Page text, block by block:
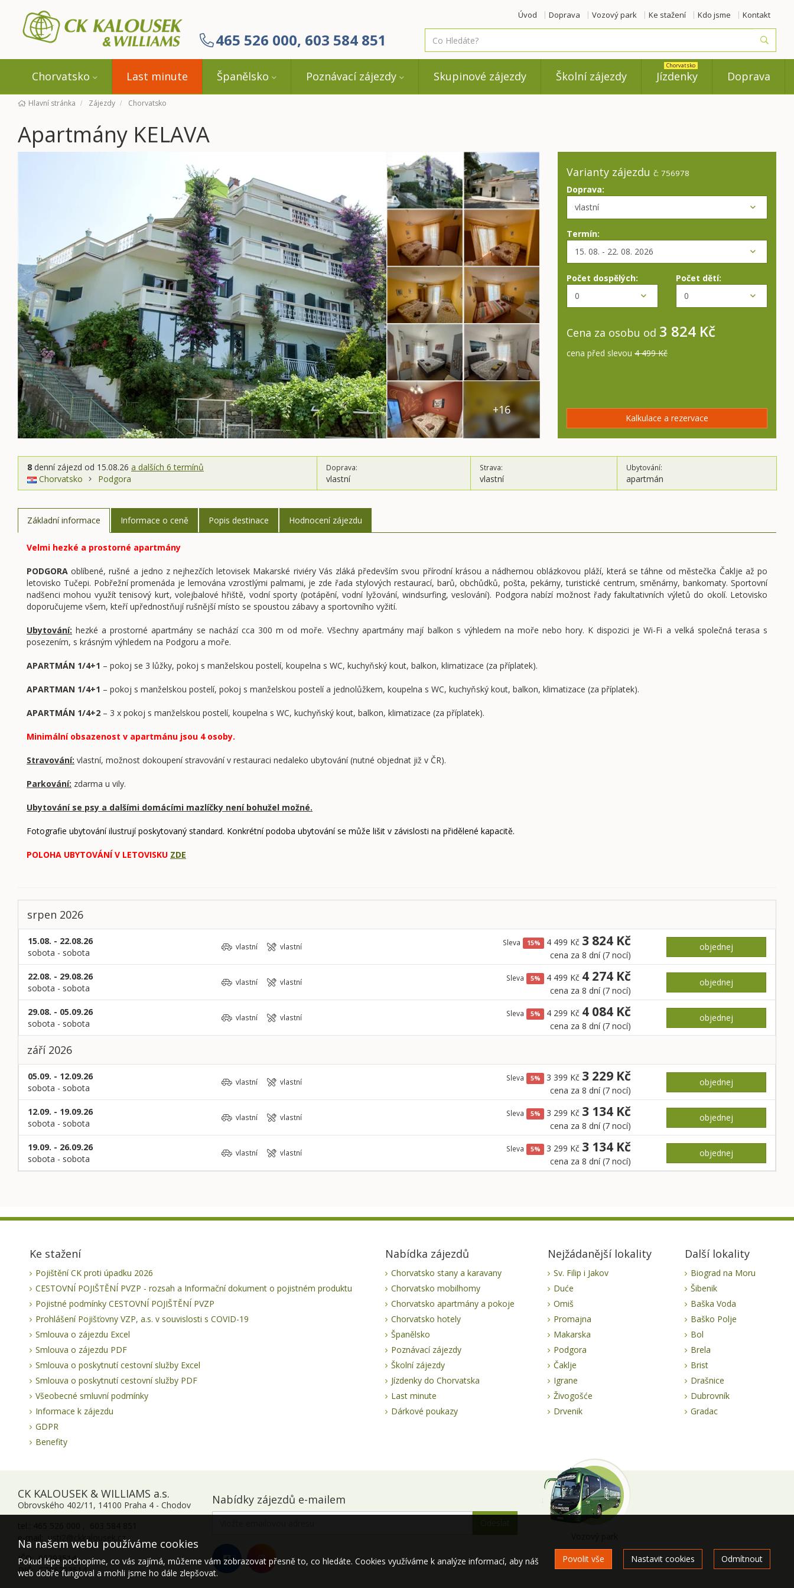
Úvod Doprava Vozový park Ke stažení Kdo jsme Kontakt
465 526 000, 603 584 851
hledáte
Chorvatsko Last minute Španělsko Poznávací zájezdy Skupinové zájezdy Školní zájezdy Jízdenky
Chorvatsko
Doprava
Hlavní stránka Zájezdy Chorvatsko
Apartmány KELAVA
Varianty zájezdu č: 756978
Doprava:
Termín:
Počet dospělých: Počet dětí:
Cena za osobu od 3 824 Kč
cena před slevou 4 499 Kč
Kalkulace a rezervace
+16
8 denní zájezd od 15.08.26 a dalších 6 termínů
Chorvatsko
Podgora
Doprava:
vlastní
Strava:
vlastní
Ubytování:
apartmán
Základní informace Informace o ceně Popis destinace Hodnocení zájezdu
Velmi hezké a prostorné apartmány
PODGORA oblíbené, rušné a jedno z nejhezčích letovisek Makarské riviéry Vás zláká především svou přírodní krásou a nádhernou oblázkovou pláží, která se táhne od městečka Čaklje až po
letovisko Tučepi. Pobřežní promenáda je lemována vzrostlými palmami, je zde řada stylových restaurací, barů, obchůdků, pošta, pekárny, turistické centrum, směnárny, bankomaty. Sportovní
nadšenci mohou využít tenisový kurt, volejbalové hřiště, vodní sporty (potápění, vodní lyžování, windsurfing, veslování). Podgora nabízí možnost řady fakultativních výletů do okolí. Letovisko
doporučujeme všem, kteří upřednostňují rušnější místo se spoustou zábavy a sportovního vyžití.
Ubytování: hezké a prostorné apartmány se nachází cca 300 m od moře. Všechny apartmány mají balkon s výhledem na moře nebo hory. K dispozici je Wi-Fi a velká společná terasa s
posezením, s krásným výhledem na Podgoru a moře.
APARTMÁN 1/4+1 – pokoj se 3 lůžky, pokoj s manželskou postelí, koupelna s WC, kuchyňský kout, balkon, klimatizace (za příplatek).
APARTMAN 1/4+1 – pokoj s manželskou postelí, pokoj s manželskou postelí a jednolůžkem, koupelna s WC, kuchyňský kout, balkon, klimatizace (za příplatek).
APARTMÁN 1/4+2 – 3 x pokoj s manželskou postelí, koupelna s WC, kuchyňský kout, balkon, klimatizace (za příplatek).
Minimální obsazenost v apartmánu jsou 4 osoby.
Stravování: vlastní, možnost dokoupení stravování v restauraci nedaleko ubytování (nutné objednat již v ČR).
Parkování: zdarma u vily.
Ubytování se psy a dalšími domácími mazlíčky není bohužel možné.
Fotografie ubytování ilustrují poskytovaný standard. Konkrétní podoba ubytování se může lišit v závislosti na přidělené kapacitě.
POLOHA UBYTOVÁNÍ V LETOVISKU ZDE
srpen 2026
15.08. - 22.08.26
sobota - sobota
vlastní vlastní Sleva 15% 4 499 Kč 3 824 Kč
cena za 8 dní (7 nocí)
objednej
22.08. - 29.08.26
sobota - sobota
vlastní vlastní Sleva 5% 4 499 Kč 4 274 Kč
cena za 8 dní (7 nocí)
objednej
29.08. - 05.09.26
sobota - sobota
vlastní vlastní Sleva 5% 4 299 Kč 4 084 Kč
cena za 8 dní (7 nocí)
objednej
září 2026
05.09. - 12.09.26
sobota - sobota
vlastní vlastní Sleva 5% 3 399 Kč 3 229 Kč
cena za 8 dní (7 nocí)
objednej
12.09. - 19.09.26
sobota - sobota
vlastní vlastní Sleva 5% 3 299 Kč 3 134 Kč
cena za 8 dní (7 nocí)
objednej
19.09. - 26.09.26
sobota - sobota
vlastní vlastní Sleva 5% 3 299 Kč 3 134 Kč
cena za 8 dní (7 nocí)
objednej
Ke stažení
Pojištění CK proti úpadku 2026
CESTOVNÍ POJIŠTĚNÍ PVZP - rozsah a Informační dokument o pojistném produktu
Pojistné podmínky CESTOVNÍ POJIŠTĚNÍ PVZP
Prohlášení Pojišťovny VZP, a.s. v souvislosti s COVID-19
Smlouva o zájezdu Excel
Smlouva o zájezdu PDF
Smlouva o poskytnutí cestovní služby Excel
Smlouva o poskytnutí cestovní služby PDF
Všeobecné smluvní podmínky
Informace k zájezdu
GDPR
Benefity
Nabídka zájezdů
Chorvatsko stany a karavany
Chorvatsko mobilhomy
Chorvatsko apartmány a pokoje
Chorvatsko hotely
Španělsko
Poznávací zájezdy
Školní zájezdy
Jízdenky do Chorvatska
Last minute
Dárkové poukazy
Nejžádanější lokality
Sv. Filip i Jakov
Duće
Omiš
Promajna
Makarska
Podgora
Čaklje
Igrane
Živogošće
Drvenik
Další lokality
Biograd na Moru
Šibenik
Baška Voda
Baško Polje
Bol
Brela
Brist
Drašnice
Dubrovník
Gradac
CK KALOUSEK & WILLIAMS a.s.
Obrovského 402/11, 14100 Praha 4 - Chodov
e-mail:
usti2@ckkalousek.cz
IČO: 06293514
DIČ: CZ06293514
Nabídky zájezdů e-mailem
Na našem webu používáme cookies
Pokud lépe pochopíme, co vás zajímá, můžeme vám zobrazovat přesně to, co hledáte. Cookies využíváme k analýze informací, aby náš
web dobře fungoval a mohli jsme ho dále zlepšovat.
Povolit vše Nastavit cookies Odmítnout